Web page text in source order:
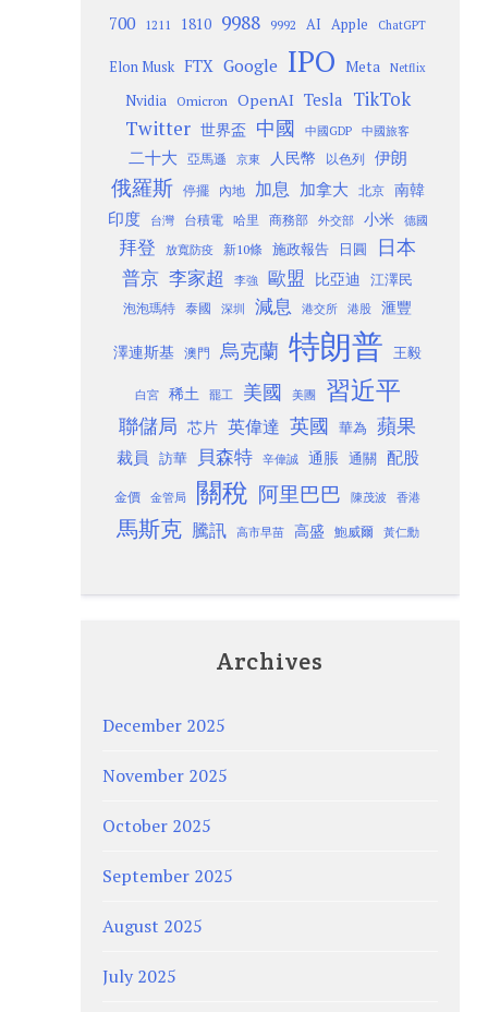
700 1211 1810 9988 9992 AI Apple ChatGPT
Elon Musk FTX Google IPO Meta Netflix
Nvidia Omicron OpenAI Tesla TikTok
Twitter 世界盃 中國 中國GDP 中國旅客
二十大 亞馬遜 京東 人民幣 以色列 伊朗
俄羅斯 停擺 內地 加息 加拿大 北京
南韓
印度
台灣 台積電 哈里 商務部 外交部 小米 德國
拜登 放寬防疫 新10條 施政報告 日圓 日本
普京 李家超 李強 歐盟 比亞迪 江澤民
泡泡瑪特 泰國 深圳 減息 港交所 港股 滙豐
澤連斯基 澳門 烏克蘭 特朗普 王毅
白宮 稀土 罷工 美國 美團 習近平
聯儲局 芯片 英偉達 英國 華為 蘋果
裁員 訪華 貝森特 辛偉誠 通脹 通關 配股
金價 金管局 關稅 阿里巴巴 陳茂波 香港
馬斯克 騰訊 高市早苗 高盛 鮑威爾 黃仁勳
Archives
December 2025
November 2025
October 2025
September 2025
August 2025
July 2025